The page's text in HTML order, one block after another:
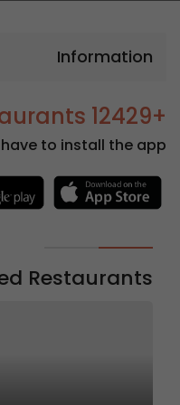
Information
+12429 Restaurants
to install the app.
Restaurants